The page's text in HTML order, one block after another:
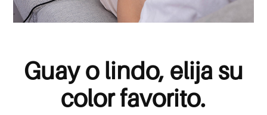
Guay o lindo, elija su
color favorito.